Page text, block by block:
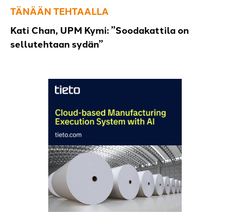
TÄNÄÄN TEHTAALLA
Kati Chan, UPM Kymi: ”Soodakattila on
sellutehtaan sydän”